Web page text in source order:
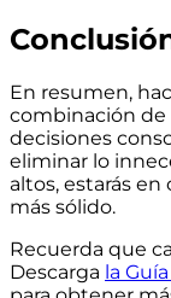
En resumen,
combinación de
decisiones
eliminar lo
altos, estarás
más sólido.
Recuerda que
Descarga la